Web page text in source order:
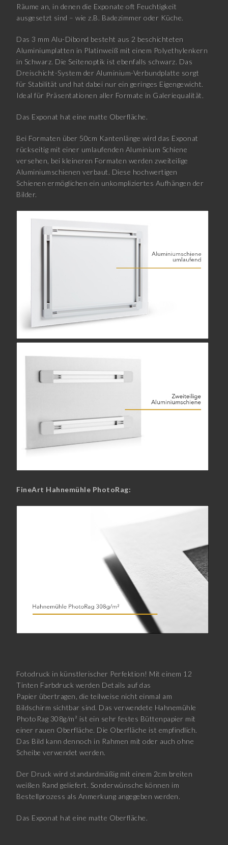
Räume an, in denen die Exponate oft Feuchtigkeit
ausgesetzt sind – wie z.B. Badezimmer oder Küche.
Das 3 mm Alu-Dibond besteht aus 2 beschichteten
Aluminiumplatten in Platinweiß mit einem Polyethylenkern
in Schwarz. Die Seitenoptik ist ebenfalls schwarz. Das
Dreischicht-System der Aluminium-Verbundplatte sorgt
für Stabilität und hat dabei nur ein geringes Eigengewicht.
Ideal für Präsentationen aller Formate in Galeriequalität.
Das Exponat hat eine matte Oberfläche.
Bei Formaten über 50cm Kantenlänge wird das Exponat
rückseitig mit einer umlaufenden Aluminium Schiene
versehen, bei kleineren Formaten werden zweiteilige
Aluminiumschienen verbaut. Diese hochwertigen
Schienen ermöglichen ein unkompliziertes Aufhängen der
Bilder.
FineArt Hahnemühle PhotoRag:
Fotodruck in künstlerischer Perfektion! Mit einem 12
Tinten Farbdruck werden Details auf das
Papier übertragen, die teilweise nicht einmal am
Bildschirm sichtbar sind. Das verwendete Hahnemühle
PhotoRag 308g/m² ist ein sehr festes Büttenpapier mit
einer rauen Oberfläche. Die Oberfläche ist empfindlich.
Das Bild kann dennoch in Rahmen mit oder auch ohne
Scheibe verwendet werden.
Der Druck wird standardmäßig mit einem 2cm breiten
weißen Rand geliefert. Sonderwünsche können im
Bestellprozess als Anmerkung angegeben werden.
Das Exponat hat eine matte Oberfläche.